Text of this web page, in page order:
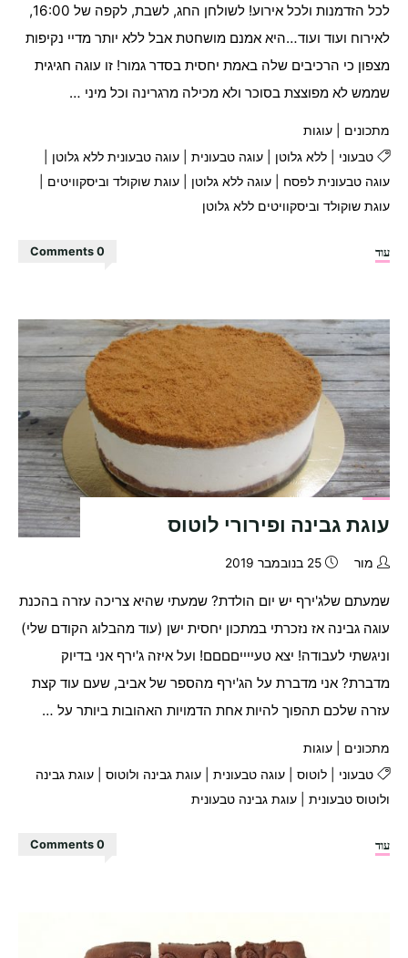
לכל הזדמנות ולכל אירוע! לשולחן החג, לשבת, לקפה של 16:00,
לאירוח ועוד ועוד…היא אמנם מושחטת אבל ללא יותר מדיי נקיפות
מצפון כי הרכיבים שלה באמת יחסית בסדר גמור! זו עוגה חגיגית
שממש לא מפוצצת בסוכר ולא מכילה מרגרינה וכל מיני …
מתכונים
עוגות
טבעוני
ללא גלוטן עוגה טבעונית| עוגה טבעונית ללא גלוטן
עוגה טבעונית לפסח |עוגה ללא גלוטן |עוגת שוקולד וביסקוויטים
עוגת שוקולד וביסקוויטים ללא גלוטן
עוד"עוגת
ללא
גלוטן"
0 Comments
עוגת גבינה ופירורי לוטוס
מור 25 בנובמבר 2019
שמעתם שלג'ירף יש יום הולדת? שמעתי שהיא צריכה עזרה בהכנת
עוגה גבינה אז נזכרתי במתכון יחסית ישן (עוד מהבלוג הקודם שלי)
וניגשתי לעבודה! יצא טעייייםםםם! ועל איזה ג'ירף אני בדיוק
מדברת? אני מדברת על הג'ירף מהספר של אביב, שעם עוד קצת
עזרה שלכם תהפוך להיות אחת הדמויות האהובות ביותר על …
מתכונים
עוגות
טבעוני
לוטוס| עוגה טבעונית| עוגת גבינה ולוטוס| עוגת גבינה
ולוטוס טבעונית |עוגת גבינה טבעונית
עוד"עוגת
0 Comments